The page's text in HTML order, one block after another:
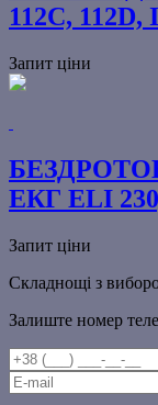
112C,
Запит ціни
ЕКГ ELI
Запит ціни
Складнощі з
Залиште номер